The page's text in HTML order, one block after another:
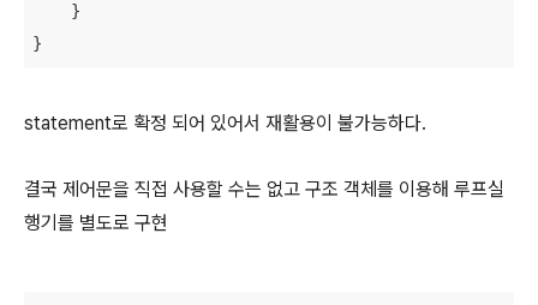
    }
}
statement로 확정 되어 있어서 재활용이 불가능하다.
결국 제어문을 직접 사용할 수는 없고 구조 객체를 이용해 루프실
행기를 별도로 구현